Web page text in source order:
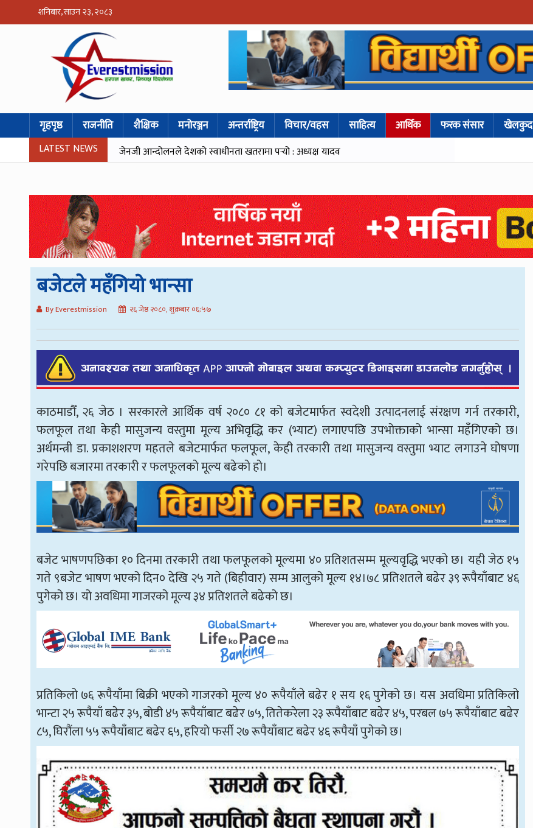
शनिबार, साउन २३, २०८३
गृहपृष्ठ राजनीति शैक्षिक मनोरञ्जन अन्तर्राष्ट्रिय विचार/वहस साहित्य आर्थिक फरक संसार खेलकुद
LATEST NEWS जेनजी आन्दोलनले देशको स्वाधीनता खतरामा पर्‍यो : अध्यक्ष यादव
बजेटले महँगियो भान्सा
By Everestmission २६ जेष्ठ २०८०, शुक्रबार ०६:५७
काठमाडौँ, २६ जेठ । सरकारले आर्थिक वर्ष २०८० ८१ को बजेटमार्फत स्वदेशी उत्पादनलाई संरक्षण गर्न तरकारी,
फलफूल तथा केही मासुजन्य वस्तुमा मूल्य अभिवृद्धि कर (भ्याट) लगाएपछि उपभोक्ताको भान्सा महँगिएको छ।
अर्थमन्त्री डा. प्रकाशशरण महतले बजेटमार्फत फलफूल, केही तरकारी तथा मासुजन्य वस्तुमा भ्याट लगाउने घोषणा
गरेपछि बजारमा तरकारी र फलफूलको मूल्य बढेको हो।
बजेट भाषणपछिका १० दिनमा तरकारी तथा फलफूलको मूल्यमा ४० प्रतिशतसम्म मूल्यवृद्धि भएको छ। यही जेठ १५
गते ९बजेट भाषण भएको दिन० देखि २५ गते (बिहीवार) सम्म आलुको मूल्य १४।७८ प्रतिशतले बढेर ३९ रूपैयाँबाट ४६
पुगेको छ। यो अवधिमा गाजरको मूल्य ३४ प्रतिशतले बढेको छ।
प्रतिकिलो ७६ रूपैयाँमा बिक्री भएको गाजरको मूल्य ४० रूपैयाँले बढेर १ सय १६ पुगेको छ। यस अवधिमा प्रतिकिलो
भान्टा २५ रूपैयाँ बढेर ३५, बोडी ४५ रूपैयाँबाट बढेर ७५, तितेकरेला २३ रूपैयाँबाट बढेर ४५, परबल ७५ रूपैयाँबाट बढेर
८५, घिरौंला ५५ रूपैयाँबाट बढेर ६५, हरियो फर्सी २७ रूपैयाँबाट बढेर ४६ रूपैयाँ पुगेको छ।